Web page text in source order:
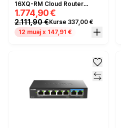
16XQ-RM Cloud Router
Switch – 16x 100G QSFP28,
4x 25G SFP28
1.774,90 €
2.111,90 €Kurse 337,00 €
12 muaj x 147,91 €